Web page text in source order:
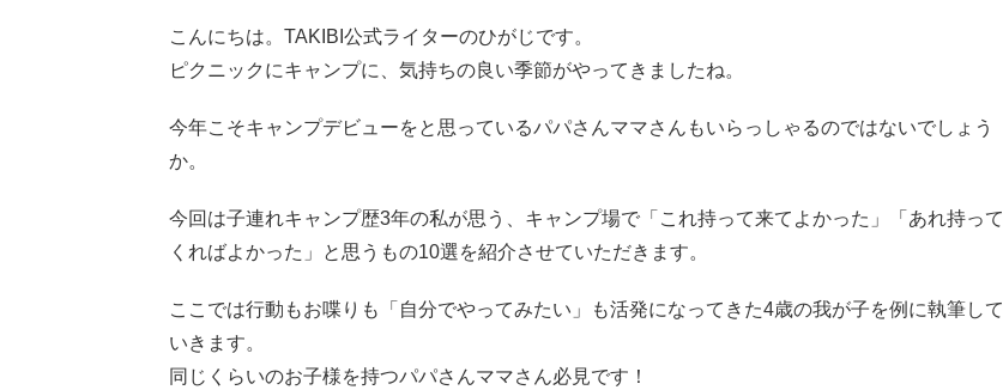
こんにちは。TAKIBI公式ライターのひがじです。
ピクニックにキャンプに、気持ちの良い季節がやってきましたね。
今年こそキャンプデビューをと思っているパパさんママさんもいらっしゃるのではないでしょう
か。
今回は子連れキャンプ歴3年の私が思う、キャンプ場で「これ持って来てよかった」「あれ持って
くればよかった」と思うもの10選を紹介させていただきます。
ここでは行動もお喋りも「自分でやってみたい」も活発になってきた4歳の我が子を例に執筆して
いきます。
同じくらいのお子様を持つパパさんママさん必見です！